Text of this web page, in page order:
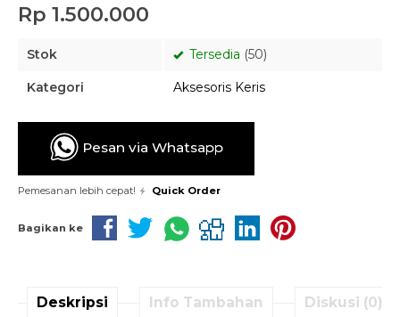
Rp 1.500.000
Stok Tersedia (50)
Kategori Aksesoris Keris
Pesan via Whatsapp
Pemesanan lebih cepat! Quick Order
Bagikan ke
Deskripsi Info Tambahan Diskusi (0)